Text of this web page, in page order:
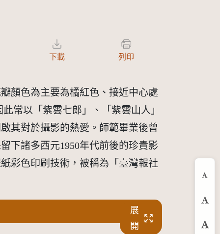
下載 列印
顏色為主要為橘紅色、接近中心處
常以「紫雲七郎」、「紫雲山人」
其對於攝影的熱愛。師範畢業後曾
下諸多西元1950年代前後的珍貴影
彩色印刷技術，被稱為「臺灣報社
展
開
放